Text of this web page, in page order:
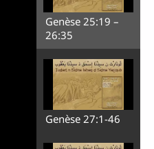
Genèse 25:19 –
26:35
Genèse 27:1-46